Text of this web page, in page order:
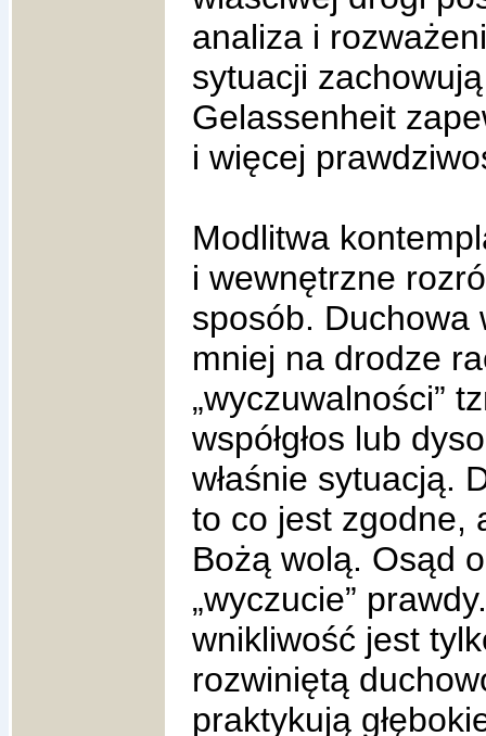
analiza i
sytuacji
Gelassenheit
i więcej
Modlitwa
i wewnętrzne
sposób. Duchowa
mniej na drodze
„wyczuwalności”
współgłos lub
właśnie sytuacją.
to co jest zgodne,
Bożą wolą. Osąd
„wyczucie”
wnikliwość jest
rozwiniętą
praktykują